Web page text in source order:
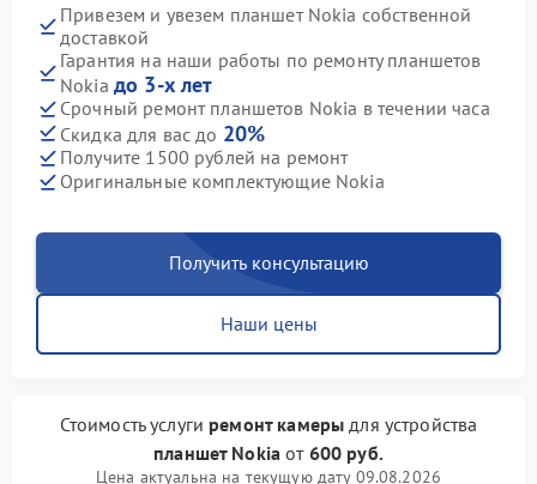
Привезем и увезем планшет Nokia собственной
доставкой
Гарантия на наши работы по ремонту планшетов
Nokia до 3-х лет
Срочный ремонт планшетов Nokia в течении часа
Скидка для вас до 20%
Получите 1500 рублей на ремонт
Оригинальные комплектующие Nokia
Получить консультацию
Наши цены
Стоимость услуги ремонт камеры для устройства
планшет Nokia от 600 руб.
Цена актуальна на текущую дату 09.08.2026